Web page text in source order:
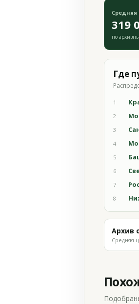
Средняя
319
по
Где
1
2
3
4
5
6
7
8
Архив
Средняя